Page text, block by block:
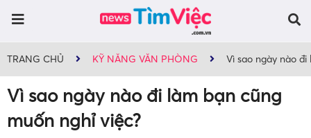
TRANG CHỦ KỸ NĂNG VĂN PHÒNG Vì sao ngày nào
Vì sao ngày nào đi làm bạn cũng
muốn nghỉ việc?